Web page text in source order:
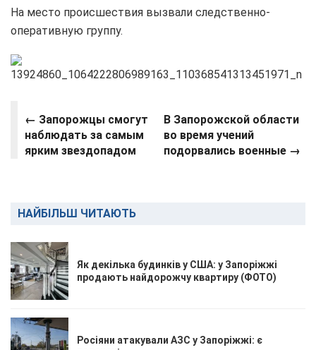
На место происшествия вызвали следственно-
оперативную группу.
← Запорожцы смогут
наблюдать за самым
ярким звездопадом
В Запорожской области
во время учений
подорвались военные →
НАЙБІЛЬШ ЧИТАЮТЬ
Як декілька будинків у США: у Запоріжжі
продають найдорожчу квартиру (ФОТО)
Росіяни атакували АЗС у Запоріжжі: є